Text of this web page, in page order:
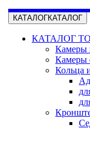
КАТАЛОГКАТАЛОГ
КАТАЛОГ
Камеры
Камеры
Кольца